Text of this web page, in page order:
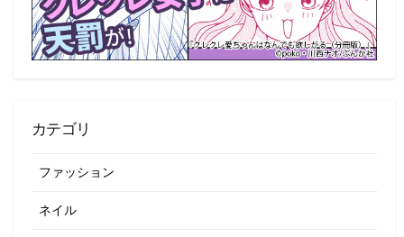
カテゴリ
ファッション
ネイル